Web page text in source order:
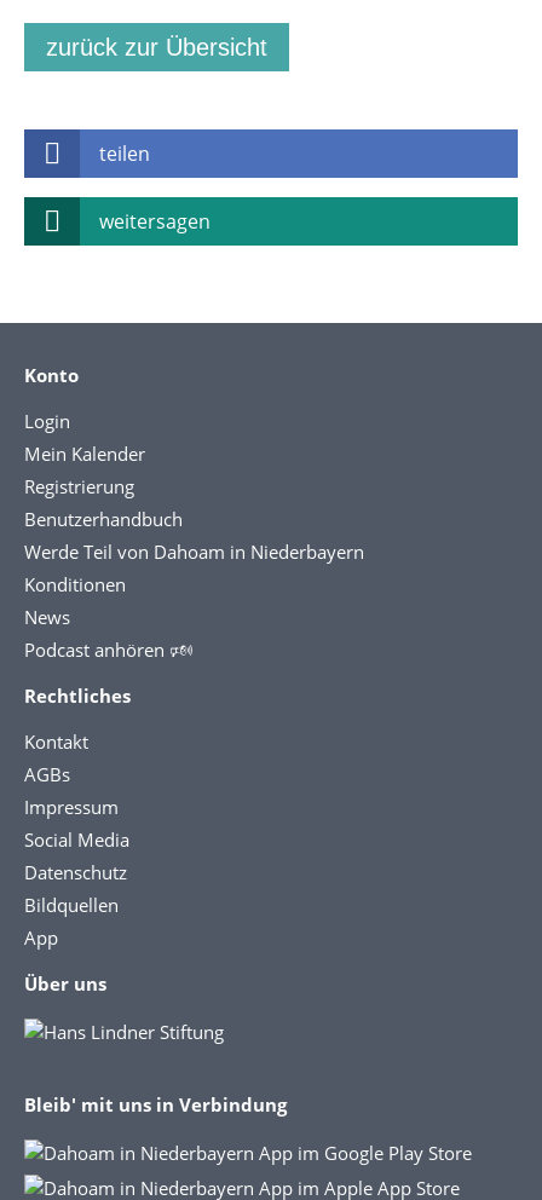
zurück zur Übersicht
teilen
weitersagen
Konto
Login
Mein Kalender
Registrierung
Benutzerhandbuch
Werde Teil von Dahoam in Niederbayern
Konditionen
News
Podcast anhören 🕬
Rechtliches
Kontakt
AGBs
Impressum
Social Media
Datenschutz
Bildquellen
App
Über uns
Bleib' mit uns in Verbindung